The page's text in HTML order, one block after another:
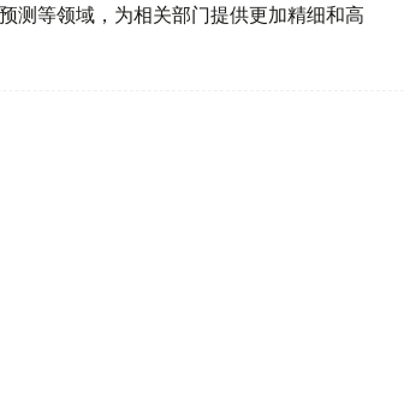
测等领域，为相关部门提供更加精细和高